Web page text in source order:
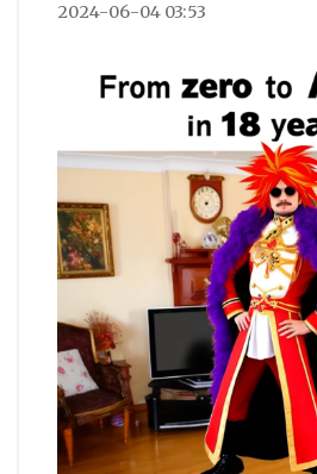
2024-06-04 03:53